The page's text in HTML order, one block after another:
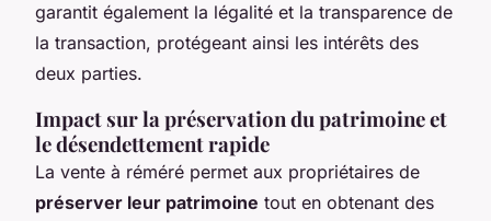
garantit également la légalité et la transparence de
la transaction, protégeant ainsi les intérêts des
deux parties.
Impact sur la préservation du patrimoine et
le désendettement rapide
La vente à réméré permet aux propriétaires de
préserver leur patrimoine tout en obtenant des